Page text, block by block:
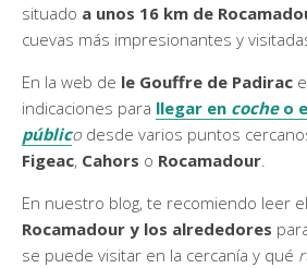
situado a unos 16 km de
cuevas más impresionantes y
En la web de le Gouffre de Padirac
indicaciones para llegar en cocheo
público desde varios puntos
Figeac, Cahors o Rocamadour
En nuestro blog, te recomiendo leer
Rocamadour y los alrededores
se puede visitar en la cercanía y qué